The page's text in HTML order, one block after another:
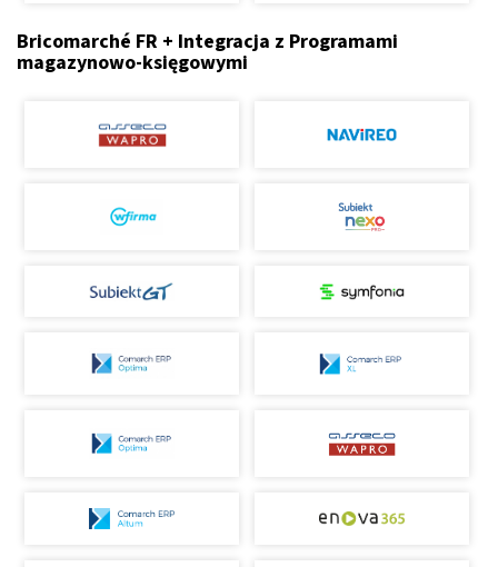
Bricomarché FR + Integracja z Programami
magazynowo-księgowymi